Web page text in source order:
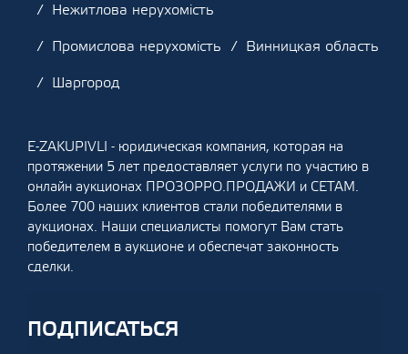
Нежитлова нерухомість
Промислова нерухомість
Винницкая область
Шаргород
E-ZAKUPIVLI - юридическая компания, которая на
протяжении 5 лет предоставляет услуги по участию в
онлайн аукционах ПРОЗОРРО.ПРОДАЖИ и СЕТАМ.
Более 700 наших клиентов стали победителями в
аукционах. Наши специалисты помогут Вам стать
победителем в аукционе и обеспечат законность
сделки.
ПОДПИСАТЬСЯ